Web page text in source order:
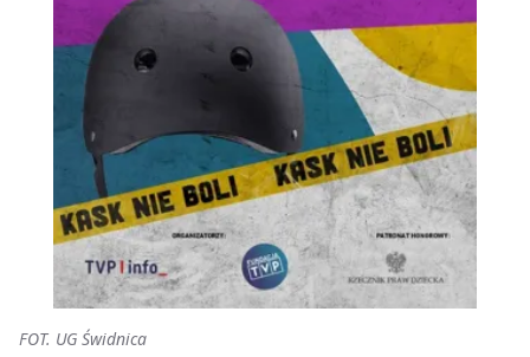
FOT. UG Świdnica